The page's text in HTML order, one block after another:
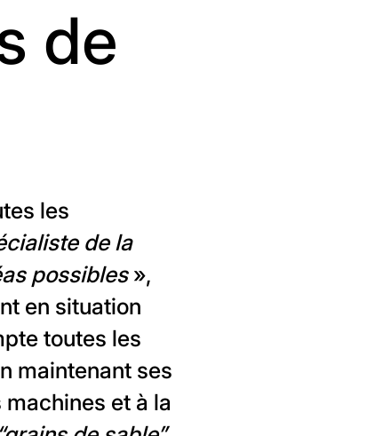
de
les
de la
possibles»,
en situation
toutes les
maintenant ses
et à la